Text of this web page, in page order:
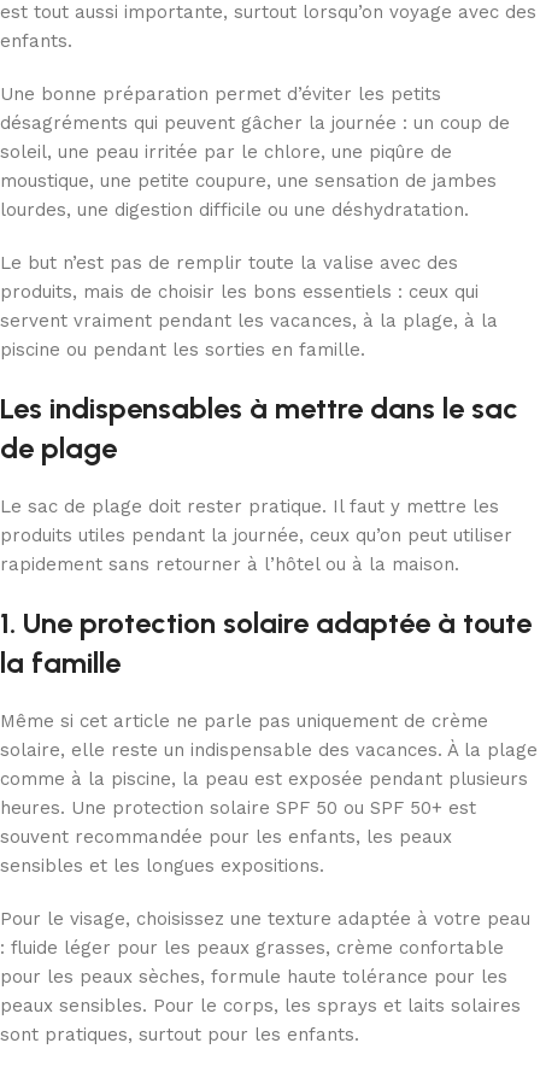
est tout aussi importante, surtout lorsqu’on voyage avec des
enfants.
Une bonne préparation permet d’éviter les petits
désagréments qui peuvent gâcher la journée : un coup de
soleil, une peau irritée par le chlore, une piqûre de
moustique, une petite coupure, une sensation de jambes
lourdes, une digestion difficile ou une déshydratation.
Le but n’est pas de remplir toute la valise avec des
produits, mais de choisir les bons essentiels : ceux qui
servent vraiment pendant les vacances, à la plage, à la
piscine ou pendant les sorties en famille.
Les indispensables à mettre dans le sac
de plage
Le sac de plage doit rester pratique. Il faut y mettre les
produits utiles pendant la journée, ceux qu’on peut utiliser
rapidement sans retourner à l’hôtel ou à la maison.
1. Une protection solaire adaptée à toute
la famille
Même si cet article ne parle pas uniquement de crème
solaire, elle reste un indispensable des vacances. À la plage
comme à la piscine, la peau est exposée pendant plusieurs
heures. Une protection solaire SPF 50 ou SPF 50+ est
souvent recommandée pour les enfants, les peaux
sensibles et les longues expositions.
Pour le visage, choisissez une texture adaptée à votre peau
: fluide léger pour les peaux grasses, crème confortable
pour les peaux sèches, formule haute tolérance pour les
peaux sensibles. Pour le corps, les sprays et laits solaires
sont pratiques, surtout pour les enfants.